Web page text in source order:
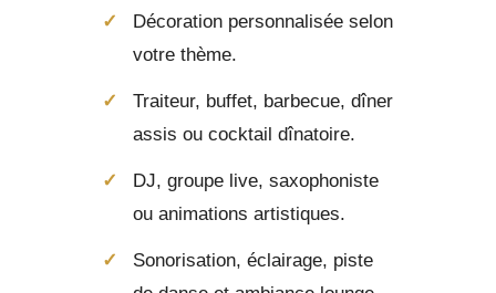
Décoration personnalisée selon
votre thème.
Traiteur, buffet, barbecue, dîner
assis ou cocktail dînatoire.
DJ, groupe live, saxophoniste
ou animations artistiques.
Sonorisation, éclairage, piste